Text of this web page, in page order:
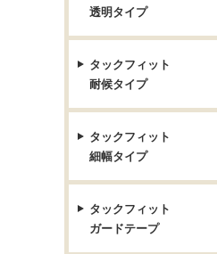
透明タイプ
タックフィット
耐候タイプ
タックフィット
細幅タイプ
タックフィット
ガードテープ